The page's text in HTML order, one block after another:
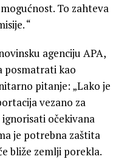
To zahteva
“
agenciju APA,
posmatrati kao
pitanje: „Lako je
vezano za
očekivana
je potrebna zaštita
bliže zemlji porekla.